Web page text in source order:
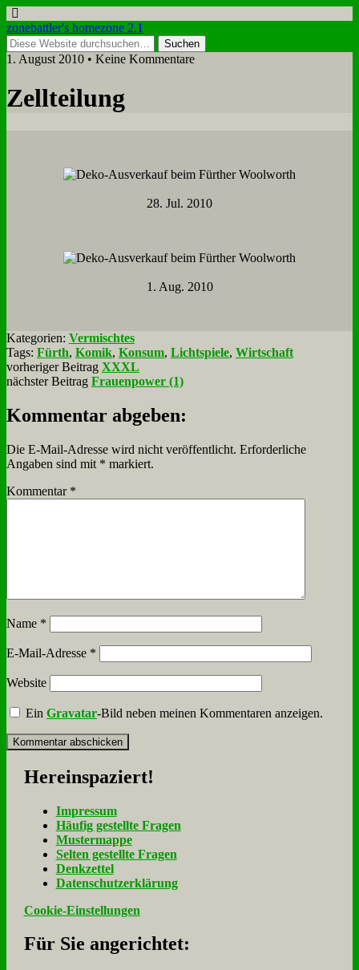
zonebattler's homezone 2.1
1. August 2010 • Keine Kommentare
Zell­tei­lung
28. Jul. 2010
1. Aug. 2010
Kategorien: Vermischtes
Tags: Fürth, Komik, Konsum, Lichtspiele, Wirtschaft
vorheriger Beitrag XXXL
nächster Beitrag Frauenpower (1)
Kommentar abgeben:
Die E-Mail-Adresse wird nicht veröffentlicht. Erforderliche
Angaben sind mit * markiert.
Kommentar *
Name *
E-Mail-Adresse *
Website
EinGravatar-Bild neben meinen Kommentaren anzeigen.
Her­ein­spa­ziert!
Im­pres­sum
Häu­fig ge­stell­te Fra­gen
Mu­ster­map­pe
Sel­ten ge­stell­te Fra­gen
Denk­zet­tel
Da­ten­schutz­er­klä­rung
Cookie-Einstellungen
Für Sie an­ge­rich­tet: